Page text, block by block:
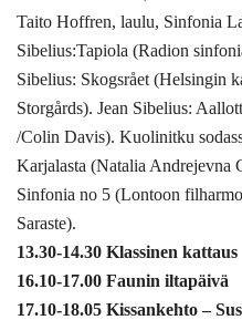
Taito Hoffren, laulu, Sinfonia
Sibelius:Tapiola (Radion
Sibelius: Skogsrået (Helsingin
Storgårds). Jean Sibelius:
/Colin Davis). Kuolinitku
Karjalasta (Natalia Andrejevna
Sinfonia no 5 (Lontoon
Saraste).
13.30-14.30 Klassinen kattaus
16.10-17.00 Faunin iltapäivä
17.10-18.05 Kissankehto –